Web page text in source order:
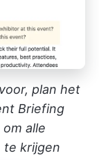
plan het
Briefing
alle
te krijgen